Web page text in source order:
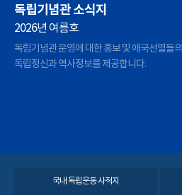
독립기념관 소식지
2026년 여름호
독립기념관 운영에 대한 홍보 및 애국선열들의
독립정신과 역사정보를 제공합니다.
국내 독립운동 사적지